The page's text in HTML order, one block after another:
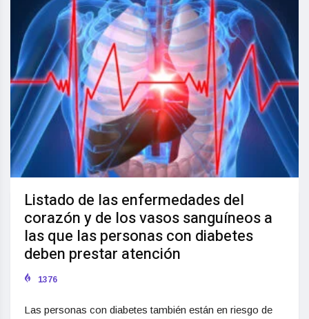
Listado de las enfermedades del
corazón y de los vasos sanguíneos a
las que las personas con diabetes
deben prestar atención
1376
Las personas con diabetes también están en riesgo de